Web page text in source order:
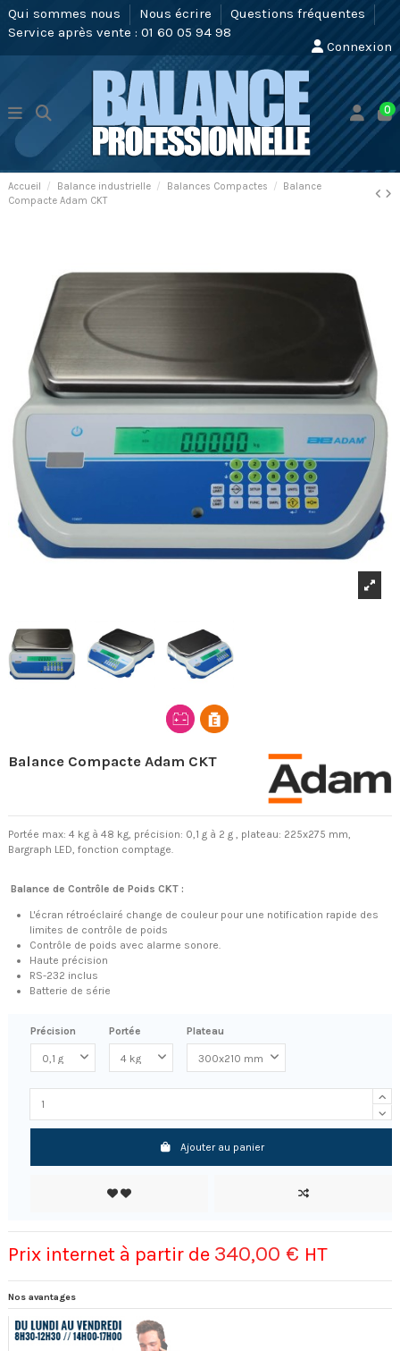
Qui sommes nous Nous écrire
Questions fréquentes
Service après vente : 01 60 05 94 98
Connexion
0
Accueil Balance industrielle Balances Compactes
Balance
Compacte Adam CKT
Balance Compacte Adam CKT
Portée max: 4 kg à 48 kg, précision: 0,1 g à 2 g , plateau: 225x275 mm,
Bargraph LED, fonction comptage.
Balance de Contrôle de Poids CKT :
L'écran rétroéclairé change de couleur pour une notification rapide des
limites de contrôle de poids
Contrôle de poids avec alarme sonore.
Haute précision
RS-232 inclus
Batterie de série
Précision Portée Plateau
Ajouter au panier
Prix internet à partir de 340,00 € HT
Nos avantages